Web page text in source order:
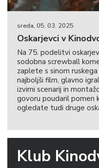
sreda, 05. 03. 2025
Oskarjevci v
Na 75. podelitvi
sodobna screwball
zaplete s sinom
najboljši film, glavno
izvirni scenarij in
govoru poudaril pomen
ogledate tudi druge
Klub